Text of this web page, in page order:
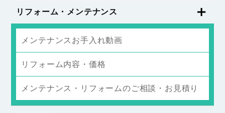
リフォーム・メンテナンス
メンテナンスお手入れ動画
リフォーム内容・価格
メンテナンス・リフォームのご相談・お見積り